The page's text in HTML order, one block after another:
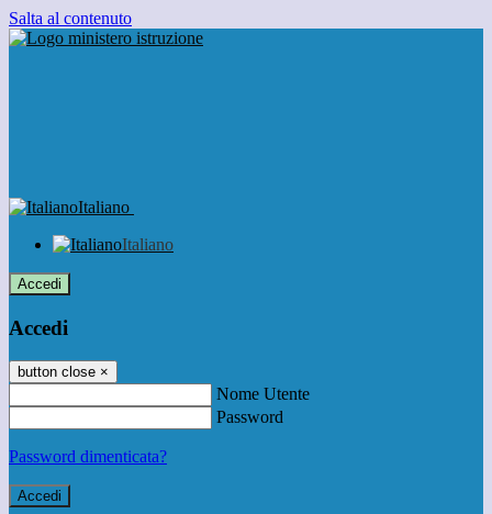
Salta al contenuto
Italiano
Italiano
Accedi
Accedi
button close ×
Nome Utente
Password
Password dimenticata?